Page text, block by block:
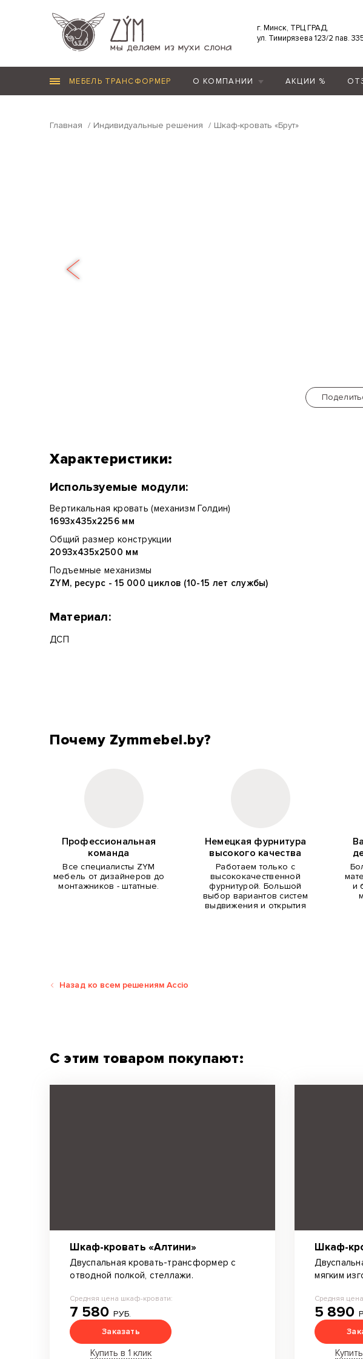
г. Минск, ТРЦ ГРАД,
ул. Тимирязева 123/2 пав.
МЕБЕЛЬ ТРАНСФОРМЕР О КОМПАНИИ АКЦИИ %
Главная Индивидуальные решения Шкаф-кровать «Брут»
Характеристики:
Используемые модули:
Вертикальная кровать (механизм Голдин)
1693х435х2256 мм
Общий размер конструкции
2093х435х2500 мм
Подъемные механизмы
ZYM, ресурс - 15 000 циклов (10-15 лет службы)
Материал:
ДСП
Почему Zymmebel.by?
Профессиональная
команда
Все специалисты ZYM
мебель от дизайнеров до
монтажников - штатные.
Немецкая фурнитура
высокого качества
Работаем только с
высококачественной
фурнитурой. Большой
выбор вариантов систем
выдвижения и открытия
и
Назад ко всем решениям Accio
С этим товаром покупают:
Шкаф-кровать «Алтини»
Двуспальная кровать-трансформер с
отводной полкой, стеллажи.
Средняя цена шкаф-кровати:
7 580 РУБ.
Заказать
Купить в 1 клик
Шкаф-
мягким
Средняя
5 890